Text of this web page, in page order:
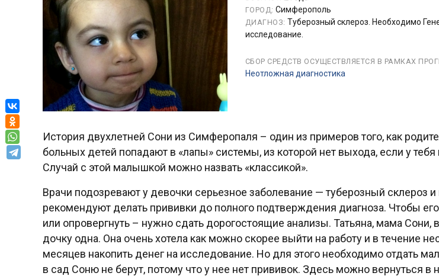
ГОРОД: Симферополь
ДИАГНОЗ: Туберозный склероз. Необходимо
исследование.
СБОР СРЕДСТВ ОСУЩЕСТВЛЯЕТСЯ В РАМКАХ
Неотложная диагностика
История двухлетней Сони из Симферопаля – один из примеров того, как
больных детей попадают в «лапы» системы, из которой нет выхода, если у тебя
Случай с этой малышкой можно назвать «классикой».
Врачи подозревают у девочки серьезное заболевание — туберозный склероз и
рекомендуют делать прививки до полного подтверждения диагноза. Чтобы
или опровергнуть – нужно сдать дорогостоящие анализы. Татьяна, мама Сони,
дочку одна. Она очень хотела как можно скорее выйти на работу и в течение
месяцев накопить денег на исследование. Но для этого необходимо отдать
в сад Соню не берут, потому что у нее нет прививок. Здесь можно вернуться в